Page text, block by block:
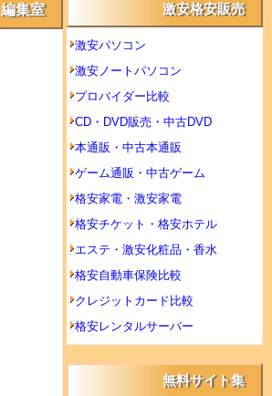
編集室 激安格安販売
激安パソコン
激安ノートパソコン
プロバイダー比較
CD・DVD販売・中古DVD
本通販・中古本通販
ゲーム通販・中古ゲーム
格安家電・激安家電
格安チケット・格安ホテル
エステ・激安化粧品・香水
格安自動車保険比較
クレジットカード比較
格安レンタルサーバー
無料サイト集